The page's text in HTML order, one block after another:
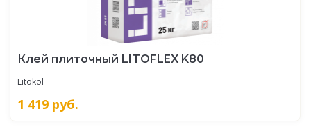
Клей плиточный LITOFLEX K80
Litokol
1 419 руб.